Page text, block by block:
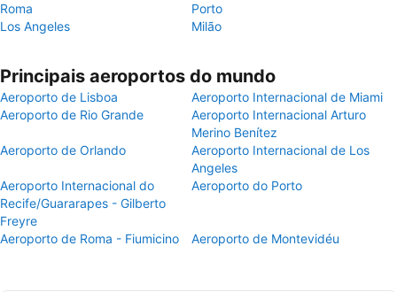
Roma
Porto
Los Angeles
Milão
Principais aeroportos do mundo
Aeroporto de Lisboa
Aeroporto Internacional de Miami
Aeroporto de Rio Grande
Aeroporto Internacional Arturo
Merino Benítez
Aeroporto de Orlando
Aeroporto Internacional de Los
Angeles
Aeroporto Internacional do
Recife/Guararapes - Gilberto
Freyre
Aeroporto do Porto
Aeroporto de Roma - Fiumicino Aeroporto de Montevidéu